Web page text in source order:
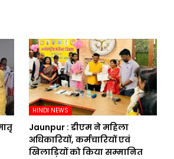
HINDI NEWS
Jaunpur :​ डीएम ने महिला
अधिकारियों, कर्मचारियों एवं
खिलाड़ियों को किया सम्मानित